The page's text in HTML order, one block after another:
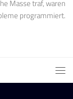
Masse traf, waren
programmiert.